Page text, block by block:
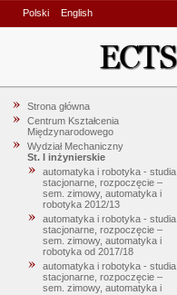
Polski English
Strona główna
Centrum Kształcenia
Międzynarodowego
Wydział Mechaniczny
St. I inżynierskie
automatyka i robotyka - studia
stacjonarne, rozpoczęcie –
sem. zimowy, automatyka i
robotyka 2012/13
automatyka i robotyka - studia
stacjonarne, rozpoczęcie –
sem. zimowy, automatyka i
robotyka od 2017/18
automatyka i robotyka - studia
stacjonarne, rozpoczęcie –
sem. zimowy, automatyka i